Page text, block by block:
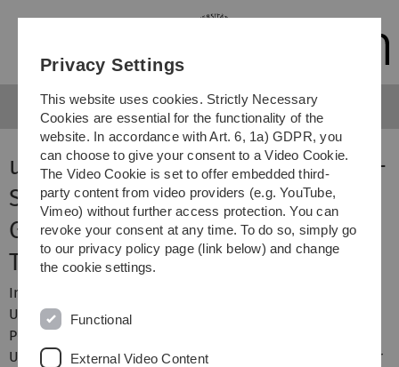
Skip
Skip
Skip
Skip
u-topics Sommersemester 2024 -
Schwerpunkt
Gründungsförderung und
Transfer
Innovation durch neue Technologien gehört zur DNA einer
Universität. Wenn Studierende, Promovierende oder
PostDocs eine zündende Idee haben, begleitet die Uni
Ulm sie auf dem Weg zur Gründung. Einrichtungen wie der
Privacy Settings
This website uses cookies. Strictly Necessary
Cookies are essential for the functionality of the
website. In accordance with Art. 6, 1a) GDPR, you
can choose to give your consent to a Video Cookie.
The Video Cookie is set to offer embedded third-
party content from video providers (e.g. YouTube,
Vimeo) without further access protection. You can
revoke your consent at any time. To do so, simply go
to our privacy policy page (link below) and change
the cookie settings.
Functional
External Video Content